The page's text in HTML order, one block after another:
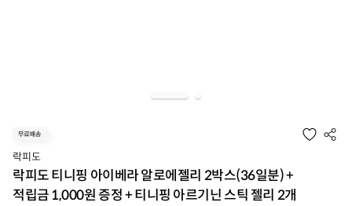
락피도
락피도 티니핑 아이베라 알로에젤리 2박스(36일분) +
적립금 1,000원 증정 + 티니핑 아르기닌 스틱 젤리 2개